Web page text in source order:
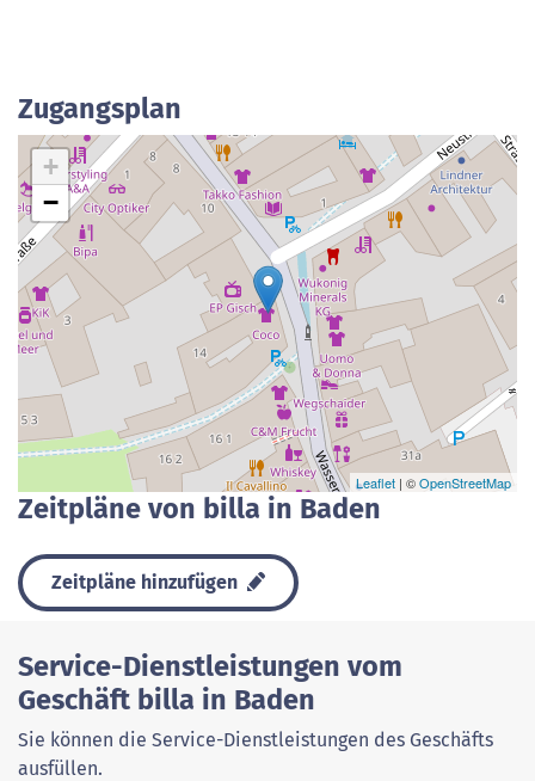
Zugangsplan
+
−
Leaflet | ©OpenStreetMap
Zeitpläne von billa in Baden
Zeitpläne hinzufügen
Service-Dienstleistungen vom
Geschäft billa in Baden
Sie können die Service-Dienstleistungen des Geschäfts
ausfüllen.